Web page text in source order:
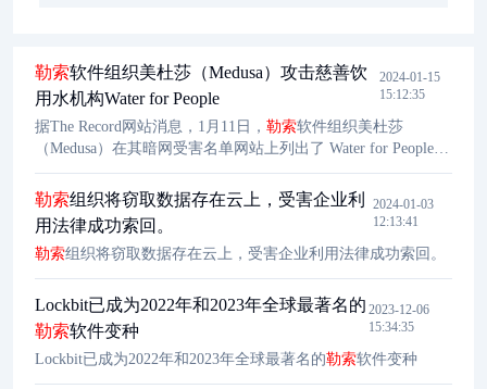
勒索软件组织美杜莎（Medusa）攻击慈善饮
用水机构Water for People
2024-01-15
15:12:35
据The Record网站消息，1月11日， 勒索软件组织美杜莎
（Medusa）在其暗网受害名单网站上列出了 Water for People
——一家专为贫困地区提供清洁饮用水的非盈利组织。
勒索组织将窃取数据存在云上，受害企业利
用法律成功索回。
2024-01-03
12:13:41
勒索组织将窃取数据存在云上，受害企业利用法律成功索回。
Lockbit已成为2022年和2023年全球最著名的
勒索软件变种
2023-12-06
15:34:35
Lockbit已成为2022年和2023年全球最著名的勒索软件变种